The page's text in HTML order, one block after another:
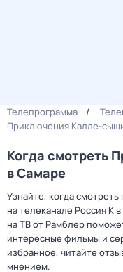
Телепрограмма
Приключения Калле-
Когда смотреть
в Самаре
Узнайте, когда
на телеканале Россия К
на ТВ от Рамблер
интересные фильмы и
избранное, читайте
мнением.